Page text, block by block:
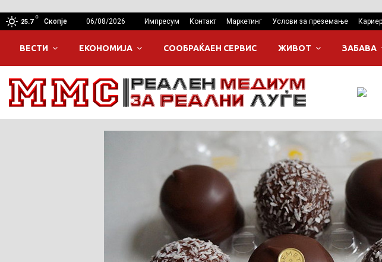
25.7
C
Скопје 06/08/2026 Импресум Контакт Маркетинг Услови за преземање
ВЕСТИ ЕКОНОМИЈА СООБРАЌАЕН СЕРВИС ЖИВОТ ЗАБАВА